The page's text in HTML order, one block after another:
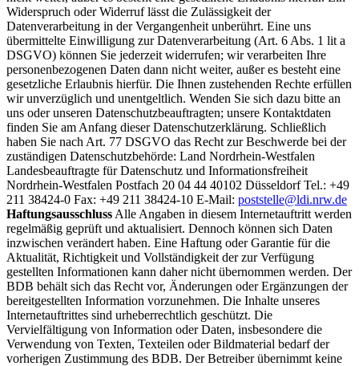
Widerspruch oder Widerruf lässt die Zulässigkeit der
Datenverarbeitung in der Vergangenheit unberührt. Eine uns
übermittelte Einwilligung zur Datenverarbeitung (Art. 6 Abs. 1 lit a
DSGVO) können Sie jederzeit widerrufen; wir verarbeiten Ihre
personenbezogenen Daten dann nicht weiter, außer es besteht eine
gesetzliche Erlaubnis hierfür. Die Ihnen zustehenden Rechte erfüllen
wir unverzüglich und unentgeltlich. Wenden Sie sich dazu bitte an
uns oder unseren Datenschutzbeauftragten; unsere Kontaktdaten
finden Sie am Anfang dieser Datenschutzerklärung. Schließlich
haben Sie nach Art. 77 DSGVO das Recht zur Beschwerde bei der
zuständigen Datenschutzbehörde: Land Nordrhein-Westfalen
Landesbeauftragte für Datenschutz und Informationsfreiheit
Nordrhein-Westfalen Postfach 20 04 44 40102 Düsseldorf Tel.: +49
211 38424-0 Fax: +49 211 38424-10 E-Mail: poststelle@ldi.nrw.de
Haftungsausschluss Alle Angaben in diesem Internetauftritt werden
regelmäßig geprüft und aktualisiert. Dennoch können sich Daten
inzwischen verändert haben. Eine Haftung oder Garantie für die
Aktualität, Richtigkeit und Vollständigkeit der zur Verfügung
gestellten Informationen kann daher nicht übernommen werden. Der
BDB behält sich das Recht vor, Änderungen oder Ergänzungen der
bereitgestellten Information vorzunehmen. Die Inhalte unseres
Internetauftrittes sind urheberrechtlich geschützt. Die
Vervielfältigung von Information oder Daten, insbesondere die
Verwendung von Texten, Texteilen oder Bildmaterial bedarf der
vorherigen Zustimmung des BDB. Der Betreiber übernimmt keine